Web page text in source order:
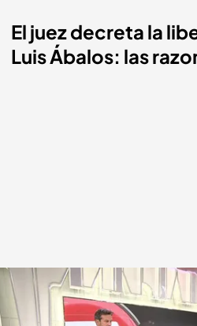
El juez decreta la
Luis Ábalos: las
Isabel Sanz analiza en Noticias Cuatro las
no encarcelar a Ábalos de forma